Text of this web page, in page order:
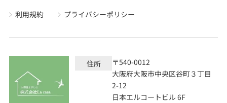
利用規約
プライバシーポリシー
住所
〒540-0012
大阪府大阪市中央区谷町３丁目
2-12
日本エルコートビル 6F